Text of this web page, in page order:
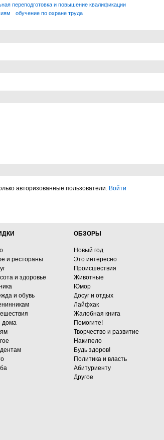
переподготовка и повышение квалификации
обучение по охране труда
авторизованные пользователи. Войти
и рестораны
и здоровье
и обувь
дома
ОБЗОРЫ
Новый год
Это интересно
Происшествия
Животные
Юмор
Досуг и отдых
Лайфхак
Жалобная книга
Помогите!
Творчество и развитие
Накипело
Будь здоров!
Политика и власть
Абитуриенту
Другое